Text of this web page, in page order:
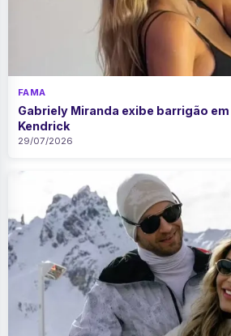
FAMA
Gabriely Miranda exibe barrigão
Kendrick
29/07/2026